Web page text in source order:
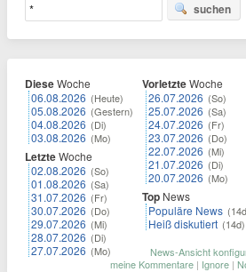
suchen
DieseWoche
06.08.2026 (Heute)
05.08.2026 (Gestern)
04.08.2026 (Di)
03.08.2026 (Mo)
LetzteWoche
02.08.2026 (So)
01.08.2026 (Sa)
31.07.2026 (Fr)
30.07.2026 (Do)
29.07.2026 (Mi)
28.07.2026 (Di)
27.07.2026 (Mo)
VorletzteWoche
26.07.2026 (So)
25.07.2026 (Sa)
24.07.2026 (Fr)
23.07.2026 (Do)
22.07.2026 (Mi)
21.07.2026 (Di)
20.07.2026 (Mo)
Top News
Populäre News
Heiß diskutiert (14d)
News-Ansicht
meine Kommentare | Ignore |